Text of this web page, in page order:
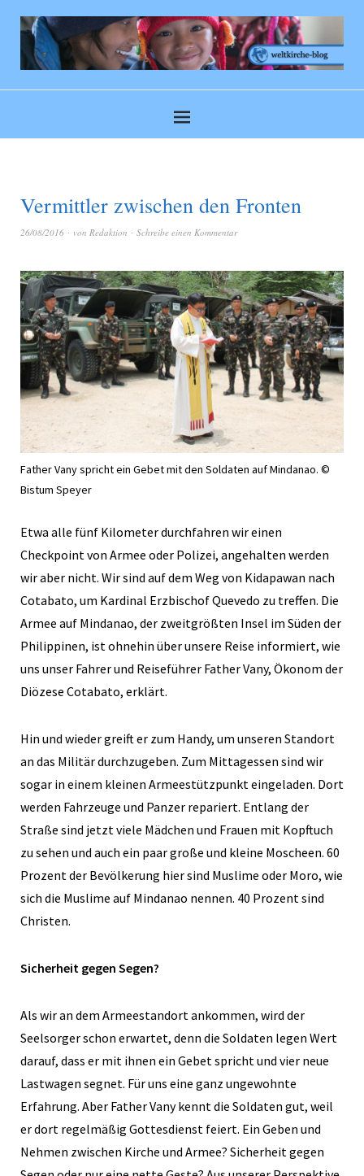
Vermittler zwischen den Fronten
26/08/2016 von Redaktion Schreibe einen Kommentar
Father Vany spricht ein Gebet mit den Soldaten auf Mindanao. ©
Bistum Speyer
Etwa alle fünf Kilometer durchfahren wir einen
Checkpoint von Armee oder Polizei, angehalten werden
wir aber nicht. Wir sind auf dem Weg von Kidapawan nach
Cotabato, um Kardinal Erzbischof Quevedo zu treffen. Die
Armee auf Mindanao, der zweitgrößten Insel im Süden der
Philippinen, ist ohnehin über unsere Reise informiert, wie
uns unser Fahrer und Reiseführer Father Vany, Ökonom der
Diözese Cotabato, erklärt.
Hin und wieder greift er zum Handy, um unseren Standort
an das Militär durchzugeben. Zum Mittagessen sind wir
sogar in einem kleinen Armeestützpunkt eingeladen. Dort
werden Fahrzeuge und Panzer repariert. Entlang der
Straße sind jetzt viele Mädchen und Frauen mit Kopftuch
zu sehen und auch ein paar große und kleine Moscheen. 60
Prozent der Bevölkerung hier sind Muslime oder Moro, wie
sich die Muslime auf Mindanao nennen. 40 Prozent sind
Christen.
Sicherheit gegen Segen?
Als wir an dem Armeestandort ankommen, wird der
Seelsorger schon erwartet, denn die Soldaten legen Wert
darauf, dass er mit ihnen ein Gebet spricht und vier neue
Lastwagen segnet. Für uns eine ganz ungewohnte
Erfahrung. Aber Father Vany kennt die Soldaten gut, weil
er dort regelmäßig Gottesdienst feiert. Ein Geben und
Nehmen zwischen Kirche und Armee? Sicherheit gegen